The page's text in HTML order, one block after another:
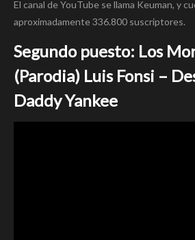
El canal de YouTube se llama Keuman, y
aproximadamente 336.800 suscriptores.
Segundo puesto: Los
(Parodia) Luis Fonsi –
Daddy Yankee